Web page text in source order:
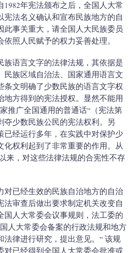
年宪法颁布之后，全国人大常
宪法名义确认和宣布民族地方的自
此事关重大，请全国人大民族委员
照人民赋予的权力妥善处理。
族语言文字的法律法规，其依据是
民族区域自治法、国家通用语言文
条文明确了少数民族的语言文字权
地方得到的宪法授权。显然不能用
推广全国通用的普通话”（宪法第
夺少数民族公民的宪法权利。另
已经运行多年，在实践中对保护少
化权利起到了非常重要的作用。从
来，对这些法律法规的合宪性不存
对已经生效的民族自治地方的自治
法审查后做出要求制定机关改变自
国人大常委会议事规则，法工委的
人大常委会备案的行政法规和地方
律进行研究，提出意见。” 该规